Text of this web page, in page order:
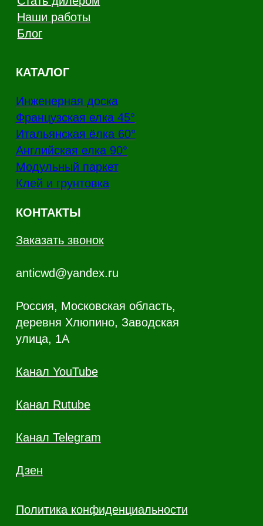
Производство напольных покрытий из
натурального дерева
Copyright - AnticWood, 2026
Канал Telegram
Дзен